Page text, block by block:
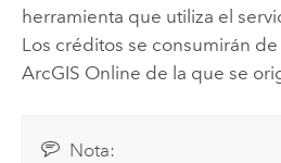
herramienta que utiliza el
Los créditos se consumirán
ArcGIS Online de la que se
Nota: